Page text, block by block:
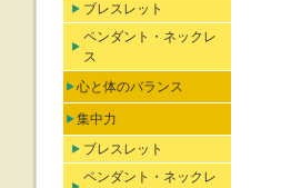
ブレスレット
ペンダント・ネックレ
ス
心と体のバランス
集中力
ブレスレット
ペンダント・ネックレ